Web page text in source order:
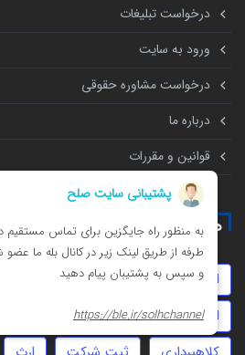
درخواست تبلیغات
ورود به سایت
درخواست مشاوره حقوقی
درباره ما
قوانین و مقررات
همه چیز درباره
استارتاپ چک مهاجرت
انحصار وراثت
زورگیری